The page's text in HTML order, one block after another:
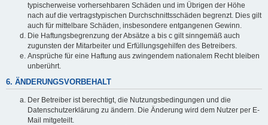
typischerweise vorhersehbaren Schäden und im Übrigen der Höhe
nach auf die vertragstypischen Durchschnittsschäden begrenzt. Dies gilt
auch für mittelbare Schäden, insbesondere entgangenen Gewinn.
Die Haftungsbegrenzung der Absätze a bis c gilt sinngemäß auch
zugunsten der Mitarbeiter und Erfüllungsgehilfen des Betreibers.
Ansprüche für eine Haftung aus zwingendem nationalem Recht bleiben
unberührt.
6. ÄNDERUNGSVORBEHALT
Der Betreiber ist berechtigt, die Nutzungsbedingungen und die
Datenschutzerklärung zu ändern. Die Änderung wird dem Nutzer per E-
Mail mitgeteilt.